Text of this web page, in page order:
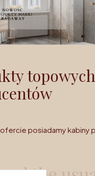
topowych
posiadamy kabiny